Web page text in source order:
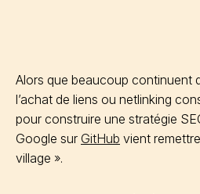
Alors que beaucoup continuent
l’achat de liens ou netlinking
pour construire une stratégie
Google sur GitHub vient
village ».